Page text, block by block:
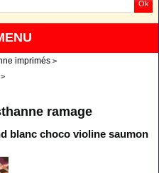
imprimés
ramage
blanc choco violine saumon